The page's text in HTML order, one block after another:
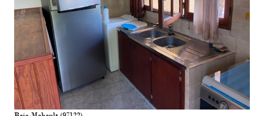
VOIR LE BIEN